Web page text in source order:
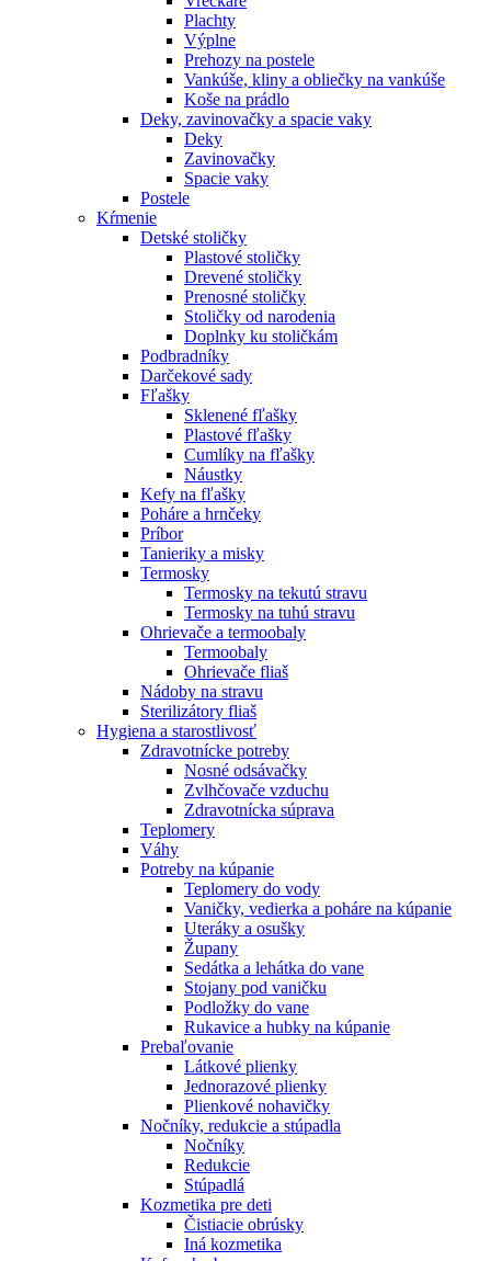
Plachty
Výplne
Prehozy na postele
Vankúše, kliny a obliečky na vankúše
Koše na prádlo
Deky, zavinovačky a spacie vaky
Deky
Zavinovačky
Spacie vaky
Postele
Kŕmenie
Detské stoličky
Plastové stoličky
Drevené stoličky
Prenosné stoličky
Stoličky od narodenia
Doplnky ku stoličkám
Podbradníky
Darčekové sady
Fľašky
Sklenené fľašky
Plastové fľašky
Cumlíky na fľašky
Náustky
Kefy na fľašky
Poháre a hrnčeky
Príbor
Tanieriky a misky
Termosky
Termosky na tekutú stravu
Termosky na tuhú stravu
Ohrievače a termoobaly
Termoobaly
Ohrievače fliaš
Nádoby na stravu
Sterilizátory fliaš
Hygiena a starostlivosť
Zdravotnícke potreby
Nosné odsávačky
Zvlhčovače vzduchu
Zdravotnícka súprava
Teplomery
Váhy
Potreby na kúpanie
Teplomery do vody
Vaničky, vedierka a poháre na kúpanie
Uteráky a osušky
Župany
Sedátka a lehátka do vane
Stojany pod vaničku
Podložky do vane
Rukavice a hubky na kúpanie
Prebaľovanie
Látkové plienky
Jednorazové plienky
Plienkové nohavičky
Nočníky, redukcie a stúpadla
Nočníky
Redukcie
Stúpadlá
Kozmetika pre deti
Čistiacie obrúsky
Iná kozmetika